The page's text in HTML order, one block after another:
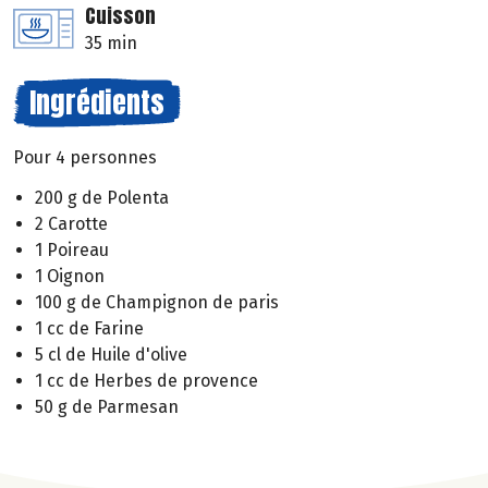
Cuisson
35 min
Ingrédients
Pour 4 personnes
200 g de Polenta
2 Carotte
1 Poireau
1 Oignon
100 g de Champignon de paris
1 cc de Farine
5 cl de Huile d'olive
1 cc de Herbes de provence
50 g de Parmesan